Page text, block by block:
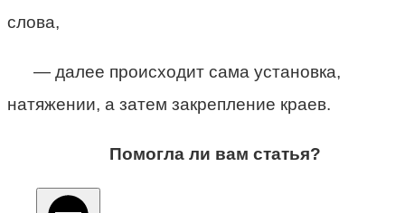
слова,
— далее происходит сама установка,
натяжении, а затем закрепление краев.
Помогла ли вам статья?